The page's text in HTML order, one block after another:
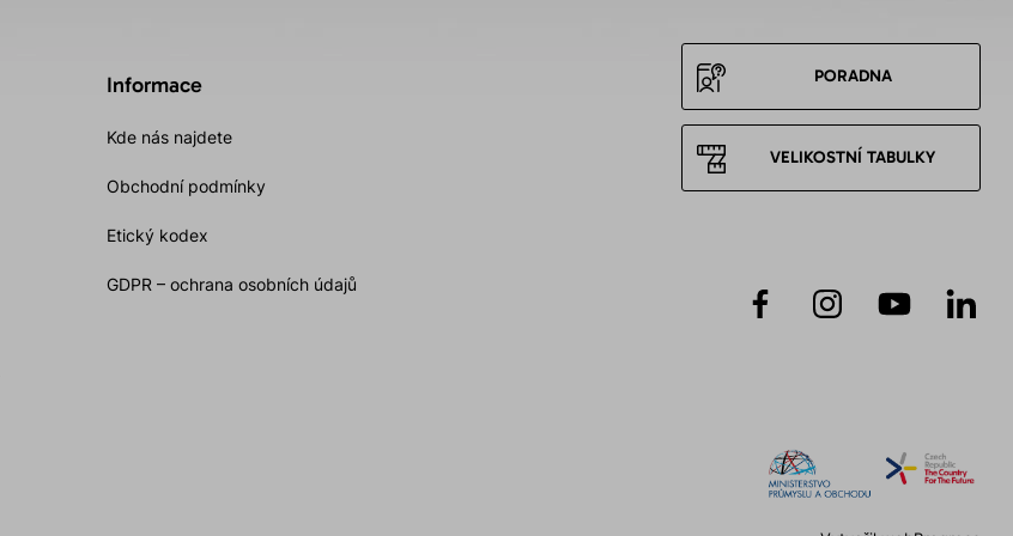
Informace
Kde nás najdete
Obchodní podmínky
Etický kodex
GDPR – ochrana osobních údajů
PORADNA
VELIKOSTNÍ TABULKY